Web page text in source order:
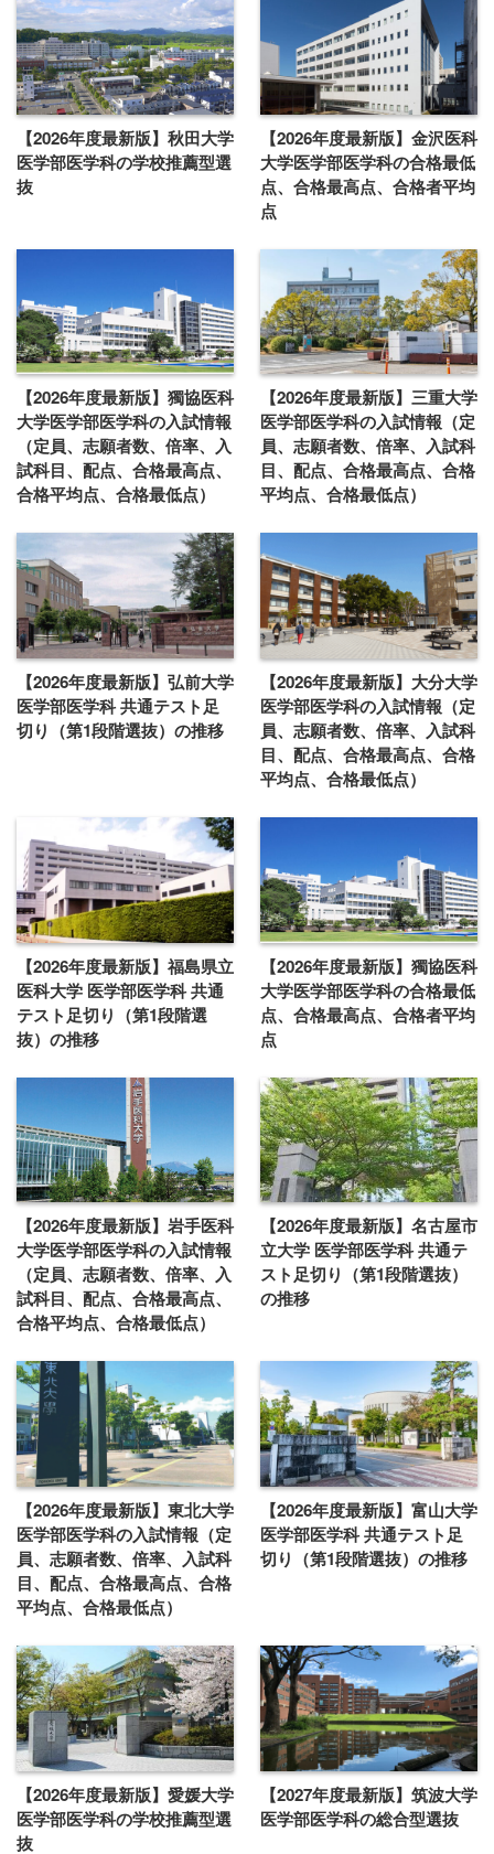
【2026年度最新版】秋田大学
医学部医学科の学校推薦型選
抜
【2026年度最新版】金沢医科
大学医学部医学科の合格最低
点、合格最高点、合格者平均
点
【2026年度最新版】獨協医科
大学医学部医学科の入試情報
（定員、志願者数、倍率、入
試科目、配点、合格最高点、
合格平均点、合格最低点）
【2026年度最新版】三重大学
医学部医学科の入試情報（定
員、志願者数、倍率、入試科
目、配点、合格最高点、合格
平均点、合格最低点）
【2026年度最新版】弘前大学
医学部医学科 共通テスト足
切り（第1段階選抜）の推移
【2026年度最新版】大分大学
医学部医学科の入試情報（定
員、志願者数、倍率、入試科
目、配点、合格最高点、合格
平均点、合格最低点）
【2026年度最新版】福島県立
医科大学 医学部医学科 共通
テスト足切り（第1段階選
抜）の推移
【2026年度最新版】獨協医科
大学医学部医学科の合格最低
点、合格最高点、合格者平均
点
【2026年度最新版】岩手医科
大学医学部医学科の入試情報
（定員、志願者数、倍率、入
試科目、配点、合格最高点、
合格平均点、合格最低点）
【2026年度最新版】名古屋市
立大学 医学部医学科 共通テ
スト足切り（第1段階選抜）
の推移
【2026年度最新版】東北大学
医学部医学科の入試情報（定
員、志願者数、倍率、入試科
目、配点、合格最高点、合格
平均点、合格最低点）
【2026年度最新版】富山大学
医学部医学科 共通テスト足
切り（第1段階選抜）の推移
【2026年度最新版】愛媛大学
医学部医学科の学校推薦型選
抜
【2027年度最新版】筑波大学
医学部医学科の総合型選抜